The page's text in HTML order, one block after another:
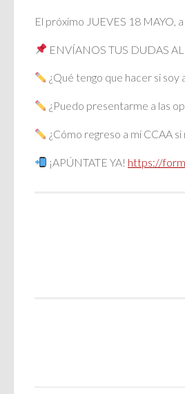
El próximo JUEVES 18 MAYO,
ENVÍANOS TUS DUDAS
¿Qué tengo que hacer si soy
¿Puedo presentarme a las
¿Cómo regreso a mi CCAA
¡APÚNTATE YA! https://